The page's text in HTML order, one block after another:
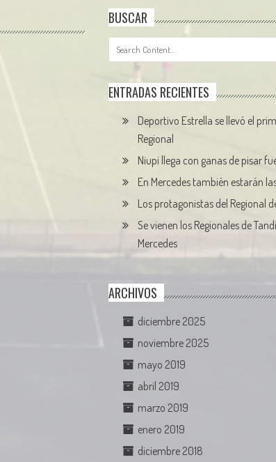
BUSCAR
ENTRADAS RECIENTES
Deportivo Estrella se llevó el
Regional
Niupi llega con ganas de pisar
En Mercedes también estarán
Los protagonistas del Regional
Se vienen los Regionales de
Mercedes
ARCHIVOS
diciembre 2025
noviembre 2025
mayo 2019
abril 2019
marzo 2019
enero 2019
diciembre 2018